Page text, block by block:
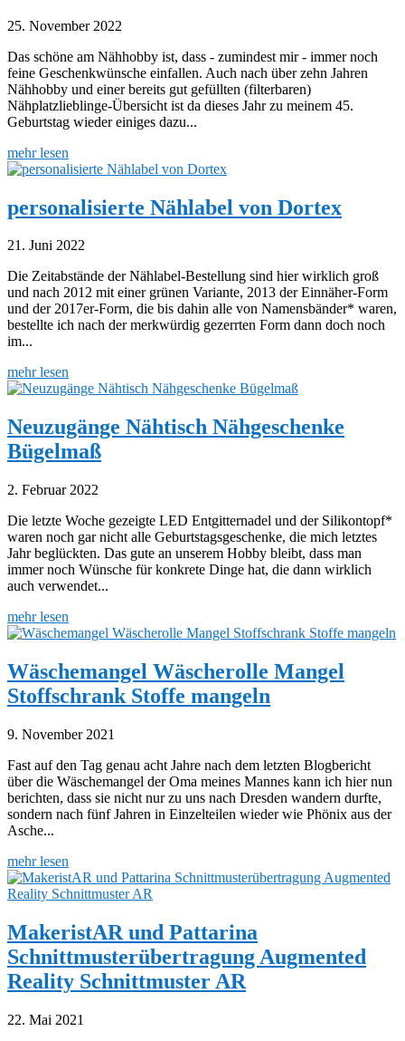
25. November 2022
Das schöne am Nähhobby ist, dass - zumindest mir - immer noch
feine Geschenkwünsche einfallen. Auch nach über zehn Jahren
Nähhobby und einer bereits gut gefüllten (filterbaren)
Nähplatzlieblinge-Übersicht ist da dieses Jahr zu meinem 45.
Geburtstag wieder einiges dazu...
mehr lesen
personalisierte Nählabel von Dortex
21. Juni 2022
Die Zeitabstände der Nählabel-Bestellung sind hier wirklich groß
und nach 2012 mit einer grünen Variante, 2013 der Einnäher-Form
und der 2017er-Form, die bis dahin alle von Namensbänder* waren,
bestellte ich nach der merkwürdig gezerrten Form dann doch noch
im...
mehr lesen
Neuzugänge Nähtisch Nähgeschenke
Bügelmaß
2. Februar 2022
Die letzte Woche gezeigte LED Entgitternadel und der Silikontopf*
waren noch gar nicht alle Geburtstagsgeschenke, die mich letztes
Jahr beglückten. Das gute an unserem Hobby bleibt, dass man
immer noch Wünsche für konkrete Dinge hat, die dann wirklich
auch verwendet...
mehr lesen
Wäschemangel Wäscherolle Mangel
Stoffschrank Stoffe mangeln
9. November 2021
Fast auf den Tag genau acht Jahre nach dem letzten Blogbericht
über die Wäschemangel der Oma meines Mannes kann ich hier nun
berichten, dass sie nicht nur zu uns nach Dresden wandern durfte,
sondern nach fünf Jahren in Einzelteilen wieder wie Phönix aus der
Asche...
mehr lesen
MakeristAR und Pattarina
Schnittmusterübertragung Augmented
Reality Schnittmuster AR
22. Mai 2021